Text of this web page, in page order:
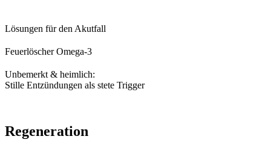
Lösungen für den Akutfall
Feuerlöscher Omega-3
Unbemerkt & heimlich:
Stille Entzündungen als stete Trigger
Regeneration